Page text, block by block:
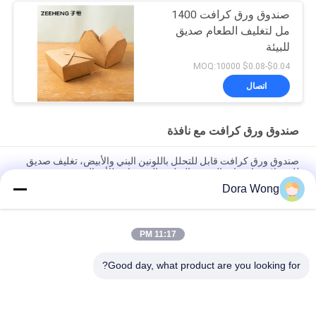
صندوق ورق كرافت 1400
مل لتغليف الطعام صديق
للبيئة
$0.04-$0.08 MOQ:10000
اتصال
صندوق ورق كرافت مع نافذة
صندوق ورق كرافت قابل للتحلل باللونين البني والأبيض، تغليف صديق
للبيئة لاستراتيجيات التعبئة والتغليف المستدامة للأعمال
صندوق ورق كرافت ورقي صالح للأكل، تغليف، لمسة نهائية غير لامعة،
خيار تغليف صديق للبيئة لمختلف الصناعات
Dora Wong
11:17 PM
Good day, what product are you looking for?